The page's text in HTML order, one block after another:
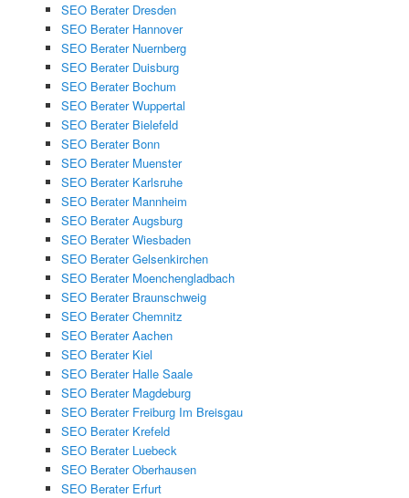
SEO Berater Dresden
SEO Berater Hannover
SEO Berater Nuernberg
SEO Berater Duisburg
SEO Berater Bochum
SEO Berater Wuppertal
SEO Berater Bielefeld
SEO Berater Bonn
SEO Berater Muenster
SEO Berater Karlsruhe
SEO Berater Mannheim
SEO Berater Augsburg
SEO Berater Wiesbaden
SEO Berater Gelsenkirchen
SEO Berater Moenchengladbach
SEO Berater Braunschweig
SEO Berater Chemnitz
SEO Berater Aachen
SEO Berater Kiel
SEO Berater Halle Saale
SEO Berater Magdeburg
SEO Berater Freiburg Im Breisgau
SEO Berater Krefeld
SEO Berater Luebeck
SEO Berater Oberhausen
SEO Berater Erfurt